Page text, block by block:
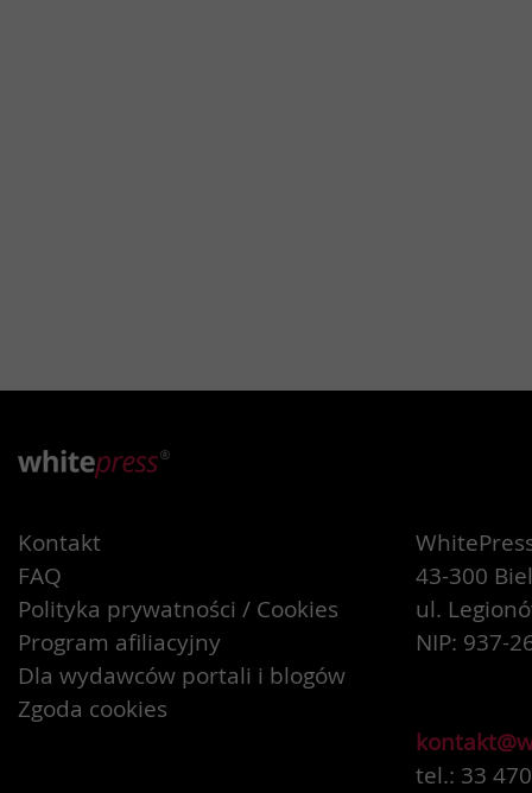
Kontakt
FAQ
Polityka prywatności / Cookies
Program afiliacyjny
Dla wydawców portali i blogów
Zgoda cookies
43-300
ul.
NIP: 937-
tel.: 33